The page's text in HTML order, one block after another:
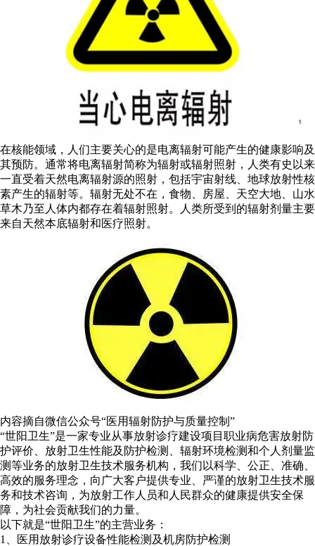
在核能领域，人们主要关心的是电离辐射可能产生的健康影响及
其预防。通常将电离辐射简称为辐射或辐射照射，人类有史以来
一直受着天然电离辐射源的照射，包括宇宙射线、地球放射性核
素产生的辐射等。辐射无处不在，食物、房屋、天空大地、山水
草木乃至人体内都存在着辐射照射。人类所受到的辐射剂量主要
来自天然本底辐射和医疗照射。
内容摘自微信公众号“医用辐射防护与质量控制”
“世阳卫生”是一家专业从事放射诊疗建设项目职业病危害放射防
护评价、放射卫生性能及防护检测、辐射环境检测和个人剂量监
测等业务的放射卫生技术服务机构，我们以科学、公正、准确、
高效的服务理念，向广大客户提供专业、严谨的放射卫生技术服
务和技术咨询，为放射工作人员和人民群众的健康提供安全保
障，为社会贡献我们的力量。
以下就是“世阳卫生”的主营业务：
1、医用放射诊疗设备性能检测及机房防护检测